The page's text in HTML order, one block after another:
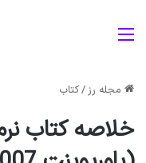
مجله رز/کتاب
خلاصه کتاب